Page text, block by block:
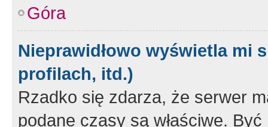
Góra
Nieprawidłowo wyświetla mi
profilach, itd.)
Rzadko się zdarza, że serwer
podane czasy są właściwe.